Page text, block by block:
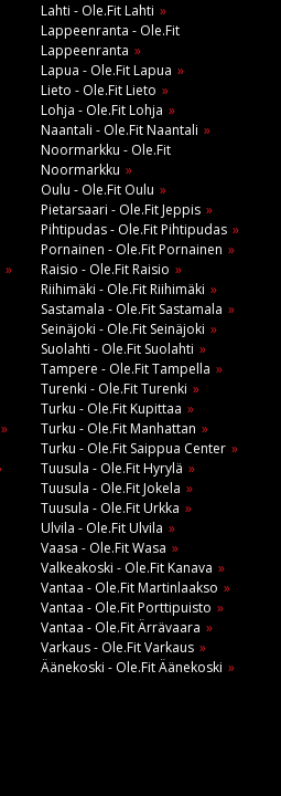
Lahti - Ole.Fit Lahti
Lappeenranta - Ole.Fit
Lappeenranta
Lapua - Ole.Fit Lapua
Lieto - Ole.Fit Lieto
Lohja - Ole.Fit Lohja
Naantali - Ole.Fit Naantali
Noormarkku - Ole.Fit
Noormarkku
Oulu - Ole.Fit Oulu
Pietarsaari - Ole.Fit Jeppis
Pihtipudas - Ole.Fit Pihtipudas
Pornainen - Ole.Fit Pornainen
Raisio - Ole.Fit Raisio
Riihimäki - Ole.Fit Riihimäki
Sastamala - Ole.Fit Sastamala
Seinäjoki - Ole.Fit Seinäjoki
Suolahti - Ole.Fit Suolahti
Tampere - Ole.Fit Tampella
Turenki - Ole.Fit Turenki
Turku - Ole.Fit Kupittaa
Turku - Ole.Fit Manhattan
Turku - Ole.Fit Saippua Center
Tuusula - Ole.Fit Hyrylä
Tuusula - Ole.Fit Jokela
Tuusula - Ole.Fit Urkka
Ulvila - Ole.Fit Ulvila
Vaasa - Ole.Fit Wasa
Valkeakoski - Ole.Fit Kanava
Vantaa - Ole.Fit Martinlaakso
Vantaa - Ole.Fit Porttipuisto
Vantaa - Ole.Fit Ärrävaara
Varkaus - Ole.Fit Varkaus
Äänekoski - Ole.Fit Äänekoski